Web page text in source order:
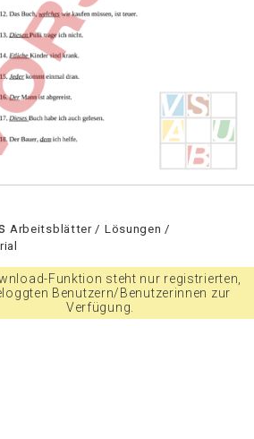
Arbeitsblätter / Lösungen /
Funktion steht nur registrierten,
Benutzern/Benutzerinnen zur
Verfügung.